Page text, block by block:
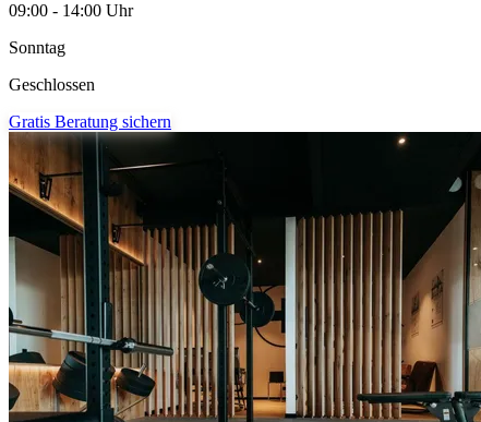
09:00 - 14:00 Uhr
Sonntag
Geschlossen
Gratis Beratung sichern